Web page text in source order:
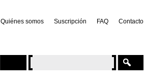
Quiénes somos Suscripción FAQ Contacto